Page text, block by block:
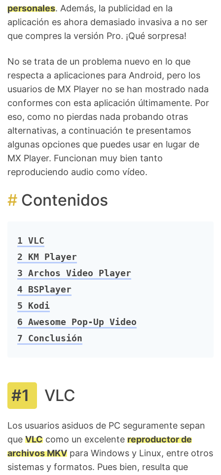
personales. Además, la publicidad en la
aplicación es ahora demasiado invasiva a no ser
que compres la versión Pro. ¡Qué sorpresa!
No se trata de un problema nuevo en lo que
respecta a aplicaciones para Android, pero los
usuarios de MX Player no se han mostrado nada
conformes con esta aplicación últimamente. Por
eso, como no pierdas nada probando otras
alternativas, a continuación te presentamos
algunas opciones que puedes usar en lugar de
MX Player. Funcionan muy bien tanto
reproduciendo audio como vídeo.
Contenidos
1 VLC
2 KM Player
3 Archos Video Player
4 BSPlayer
5 Kodi
6 Awesome Pop-Up Video
7 Conclusión
VLC
Los usuarios asiduos de PC seguramente sepan
que VLC como un excelente reproductor de
archivos MKV para Windows y Linux, entre otros
sistemas y formatos. Pues bien, resulta que